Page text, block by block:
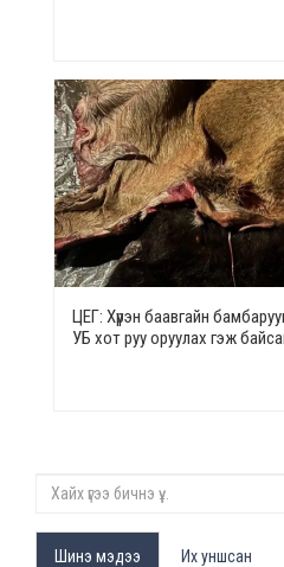
ЦЕГ: Хүрэн баавгайн
УБ хот руу оруулах гэж
Шинэ мэдээ Их уншсан